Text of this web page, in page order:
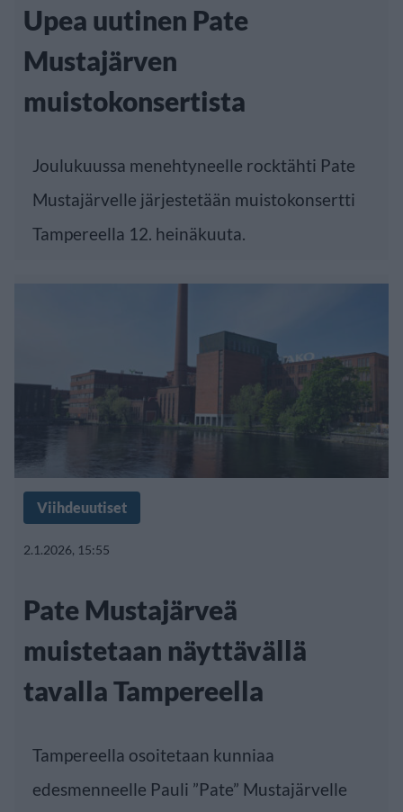
Upea uutinen Pate
Mustajärven
muistokonsertista
Joulukuussa menehtyneelle rocktähti Pate
Mustajärvelle järjestetään muistokonsertti
Tampereella 12. heinäkuuta.
Viihdeuutiset
2.1.2026, 15:55
Pate Mustajärveä
muistetaan näyttävällä
tavalla Tampereella
Tampereella osoitetaan kunniaa
edesmenneelle Pauli ”Pate” Mustajärvelle